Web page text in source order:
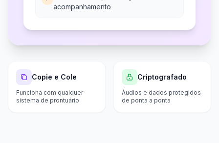
acompanhamento
Copie e Cole
Funciona com qualquer
sistema de prontuário
Criptografado
Áudios e dados protegidos
de ponta a ponta